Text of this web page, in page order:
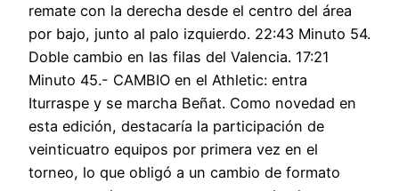
remate con la derecha desde el centro del área
por bajo, junto al palo izquierdo. 22:43 Minuto 54.
Doble cambio en las filas del Valencia. 17:21
Minuto 45.- CAMBIO en el Athletic: entra
Iturraspe y se marcha Beñat. Como novedad en
esta edición, destacaría la participación de
veinticuatro equipos por primera vez en el
torneo, lo que obligó a un cambio de formato